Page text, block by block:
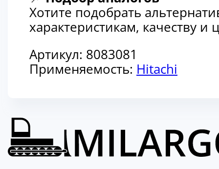
Хотите подобрать
характеристикам, качеству
Артикул: 8083081
Применяемость: Hitachi